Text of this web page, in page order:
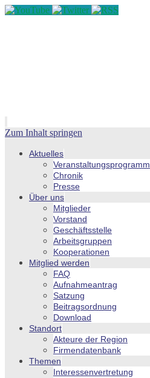
Zum Inhalt springen
Aktuelles
Veranstaltungsprogramm
Chronik
Presse
Über uns
Mitglieder
Vorstand
Geschäftsstelle
Arbeitsgruppen
Kooperationen
Mitglied werden
FAQ
Aufnahmeantrag
Satzung
Beitragsordnung
Download
Standort
Akteure der Region
Firmendatenbank
Themen
Interessenvertretung